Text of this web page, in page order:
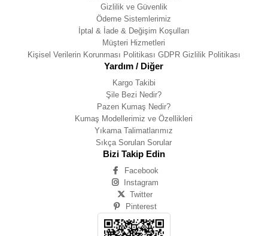
Gizlilik ve Güvenlik
Ödeme Sistemlerimiz
İptal & İade & Değişim Koşulları
Müşteri Hizmetleri
Kişisel Verilerin Korunması Politikası GDPR Gizlilik Politikası
Yardım / Diğer
Kargo Takibi
Şile Bezi Nedir?
Pazen Kumaş Nedir?
Kumaş Modellerimiz ve Özellikleri
Yıkama Talimatlarımız
Sıkça Sorulan Sorular
Bizi Takip Edin
Facebook
Instagram
Twitter
Pinterest